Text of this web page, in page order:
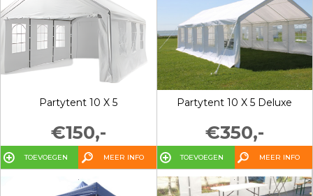
Partytent 10 X 5
€150,-
TOEVOEGEN MEER INFO
Partytent 10 X 5 Deluxe
€350,-
TOEVOEGEN MEER INFO